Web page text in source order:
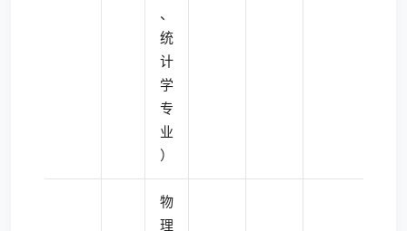
、
统
计
学
专
业
）
物
理